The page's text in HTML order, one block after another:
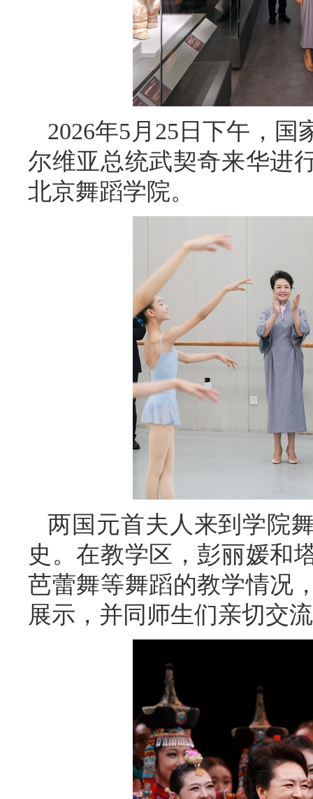
2026年5月25日下午，
尔维亚总统武契奇来华进
北京舞蹈学院。
两国元首夫人来到学院
史。在教学区，彭丽媛和
芭蕾舞等舞蹈的教学情况
展示，并同师生们亲切交